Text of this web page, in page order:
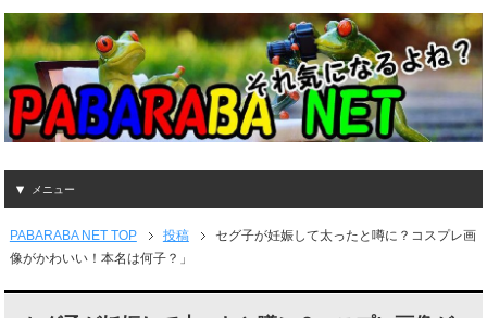
メニュー
PABARABA NET TOP 投稿
セグ子が妊娠して太ったと噂に？コスプレ画
像がかわいい！本名は何子？」